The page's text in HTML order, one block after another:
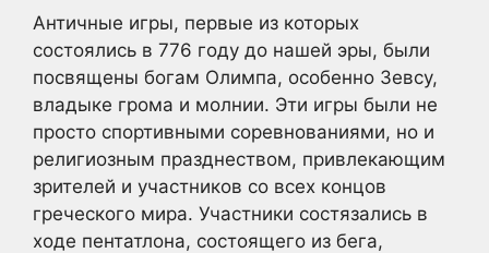
Античные игры, первые из которых
состоялись в 776 году до нашей эры, были
посвящены богам Олимпа, особенно Зевсу,
владыке грома и молнии. Эти игры были не
просто спортивными соревнованиями, но и
религиозным празднеством, привлекающим
зрителей и участников со всех концов
греческого мира. Участники состязались в
ходе пентатлона, состоящего из бега,